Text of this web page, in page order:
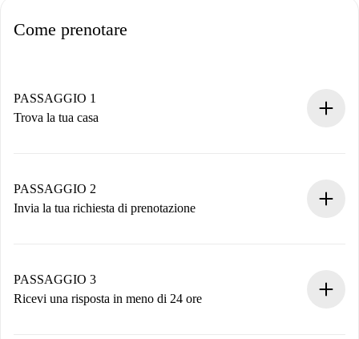
Come prenotare
PASSAGGIO 1
Trova la tua casa
Hai tutte le informazioni necessarie in anticipo.
PASSAGGIO 2
Invia la tua richiesta di prenotazione
non accetta.
PASSAGGIO 3
Ricevi una risposta in meno di 24 ore